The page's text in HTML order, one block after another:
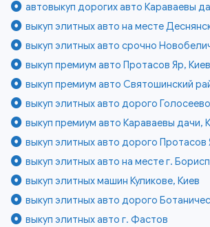
автовыкуп дорогих авто Караваевы
выкуп элитных авто на месте
выкуп элитных авто срочно
выкуп премиум авто Протасов Яр, Киев
выкуп премиум авто Святошинский
выкуп элитных авто дорого
выкуп премиум авто Караваевы дачи,
выкуп элитных авто дорого Протасов
выкуп элитных авто на месте г.
выкуп элитных машин Куликове, Киев
выкуп элитных авто дорого
выкуп элитных авто г. Фастов